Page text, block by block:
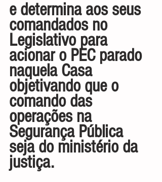
e determina aos seus
comandados no
Legislativo para
acionar o PEC parado
naquela Casa
objetivando que o
comando das
operações na
Segurança Pública
seja do ministério da
justiça.